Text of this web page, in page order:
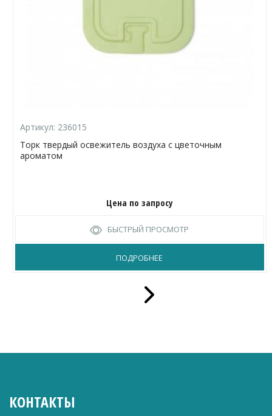
Артикул: 236015
Торк твердый освежитель воздуха с цветочным
ароматом
Цена по запросу
БЫСТРЫЙ ПРОСМОТР
ПОДРОБНЕЕ
КОНТАКТЫ